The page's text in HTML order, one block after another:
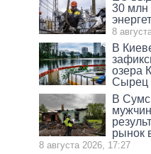
30 млн
8
В
озера
Сырец
В
рынок
8 августа 2026, 17:27